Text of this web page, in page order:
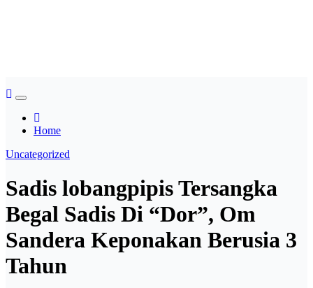
Home
Uncategorized
Sadis lobangpipis Tersangka
Begal Sadis Di “Dor”, Om
Sandera Keponakan Berusia 3
Tahun